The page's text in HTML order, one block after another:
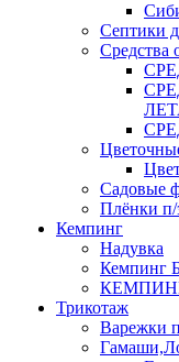
Септики
Средства
Садовые
Плёнки п/
Кемпинг
Надувка
Кемпинг
КЕМПИНГ
Трикотаж
Варежки